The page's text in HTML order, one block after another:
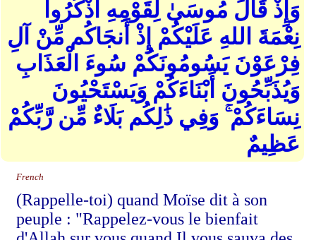
وَإِذْ قَالَ مُوسَىٰ لِقَوْمِهِ اذْكُرُوا
نِعْمَةَ اللهِ عَلَيْكُمْ إِذْ أَنجَاكُم مِّنْ آلِ
فِرْعَوْنَ يَسُومُونَكُمْ سُوءَ الْعَذَابِ
وَيُذَبِّحُونَ أَبْنَاءَكُمْ وَيَسْتَحْيُونَ
نِسَاءَكُمْ ۚ وَفِي ذَٰلِكُم بَلَاءٌ مِّن رَّبِّكُمْ
عَظِيمٌ
French
(Rappelle-toi) quand Moïse dit à son
peuple : "Rappelez-vous le bienfait